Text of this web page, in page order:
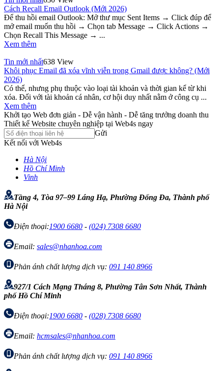
Cách Recall Email Outlook (Mới 2026)
Để thu hồi email Outlook: Mở thư mục Sent Items → Click đúp để
mở email muốn thu hồi → Chọn tab Message → Click Actions →
Chọn Recall This Message → ...
Xem thêm
Tin mới nhất638 View
Khôi phục Email đã xóa vĩnh viễn trong Gmail được không? (Mới
2026)
Có thể, nhưng phụ thuộc vào loại tài khoản và thời gian kể từ khi
xóa. Đối với tài khoản cá nhân, cơ hội duy nhất nằm ở công cụ ...
Xem thêm
Khởi tạo Web đơn giản - Dễ vận hành - Dễ tăng trưởng doanh thu
Thiết kế Website chuyên nghiệp tại Web4s ngay
Gửi
Kết nối với Web4s
Hà Nội
Hồ Chí Minh
Vinh
Tầng 4, Tòa 97–99 Láng Hạ, Phường Đống Đa, Thành phố
Hà Nội
Điện thoại:1900 6680 - (024) 7308 6680
Email: sales@nhanhoa.com
Phản ánh chất lượng dịch vụ: 091 140 8966
927/1 Cách Mạng Tháng 8, Phường Tân Sơn Nhất, Thành
phố Hồ Chí Minh
Điện thoại:1900 6680 - (028) 7308 6680
Email: hcmsales@nhanhoa.com
Phản ánh chất lượng dịch vụ: 091 140 8966